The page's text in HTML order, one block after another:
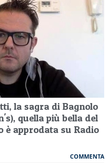
la sagra di Bagnolo
quella più bella del
è approdata su Radio
COMMENTA